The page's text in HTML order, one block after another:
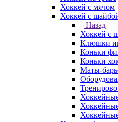
Хоккей с мячом
Хоккей с
Назад
Хоккей с
Клюшки
Коньки
Коньки
Маты-